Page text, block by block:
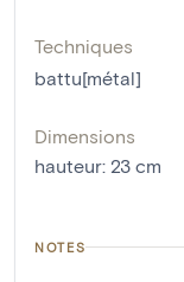
Techniques
battu[métal]
Dimensions
hauteur: 23 cm
NOTES